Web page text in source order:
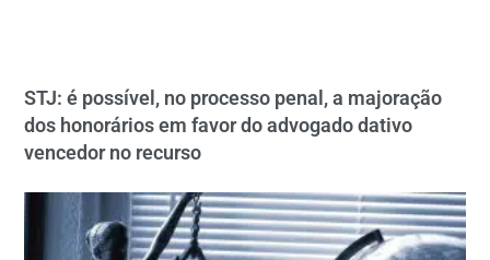
STJ: é possível, no processo penal, a majoração
dos honorários em favor do advogado dativo
vencedor no recurso